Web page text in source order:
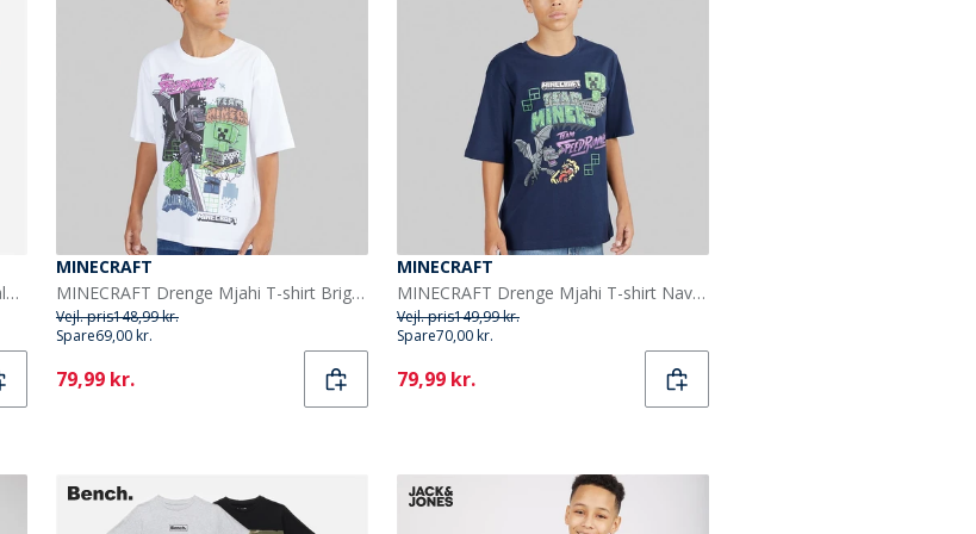
adidas Junior Drenge sæsonens basale tøj farveblok t shirt Dark Blue/Glow Blue/Hvid
MINECRAFT
MINECRAFT Drenge Mjahi T-shirt Bright White
Vejl. pris148,99 kr.
Spare69,00 kr.
Current
79,99 kr.
MINECRAFT
MINECRAFT Drenge Mjahi T-shirt Navy Blazer
Vejl. pris149,99 kr.
Spare70,00 kr.
Current
79,99 kr.